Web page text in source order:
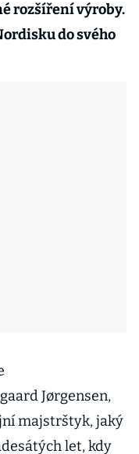
rozšíření výroby.
do svého
Jørgensen,
majstrštyk, jaký
let, kdy